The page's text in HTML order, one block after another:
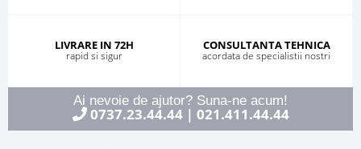
LIVRARE IN 72H
rapid si sigur
CONSULTANTA TEHNICA
acordata de specialistii nostri
Ai nevoie de ajutor? Suna-ne acum!
0737.23.44.44| 021.411.44.44